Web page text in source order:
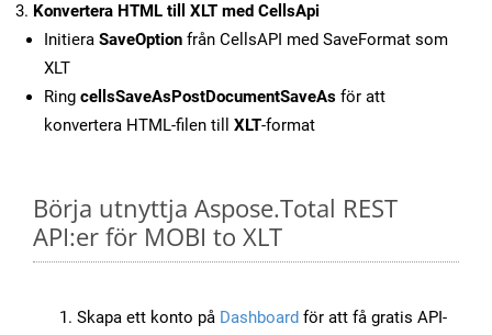
Konvertera HTML till XLT med CellsApi
Initiera SaveOption från CellsAPI med SaveFormat som
XLT
Ring cellsSaveAsPostDocumentSaveAs för att
konvertera HTML-filen till XLT-format
Börja utnyttja Aspose.Total REST
API:er för MOBI to XLT
Skapa ett konto på Dashboard för att få gratis API-